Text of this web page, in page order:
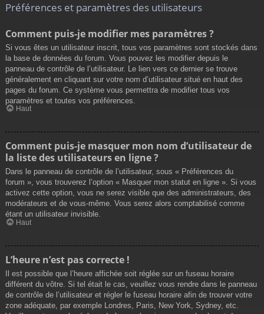
Préférences et paramètres des utilisateurs
Comment puis-je modifier mes paramètres ?
Si vous êtes un utilisateur inscrit, tous vos paramètres sont stockés dans
la base de données du forum. Vous pouvez les modifier depuis le
panneau de contrôle de l’utilisateur. Le lien vers ce dernier se trouve
généralement en cliquant sur votre nom d’utilisateur situé en haut des
pages du forum. Ce système vous permettra de modifier tous vos
paramètres et toutes vos préférences.
Haut
Comment puis-je masquer mon nom d’utilisateur de
la liste des utilisateurs en ligne ?
Dans le panneau de contrôle de l’utilisateur, sous « Préférences du
forum », vous trouverez l’option « Masquer mon statut en ligne ». Si vous
activez cette option, vous ne serez visible que des administrateurs, des
modérateurs et de vous-même. Vous serez alors comptabilisé comme
étant un utilisateur invisible.
Haut
L’heure n’est pas correcte !
Il est possible que l’heure affichée soit réglée sur un fuseau horaire
différent du vôtre. Si tel était le cas, veuillez vous rendre dans le panneau
de contrôle de l’utilisateur et régler le fuseau horaire afin de trouver votre
zone adéquate, par exemple Londres, Paris, New York, Sydney, etc.